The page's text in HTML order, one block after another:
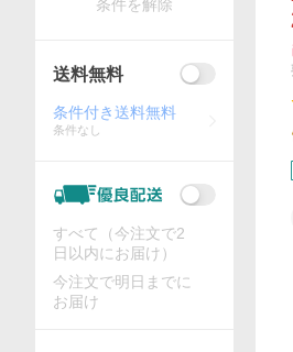
条件を解除
送料無料
条件付き送料無料
条件なし
すべて（今注文で2
日以内にお届け）
今注文で明日までに
お届け